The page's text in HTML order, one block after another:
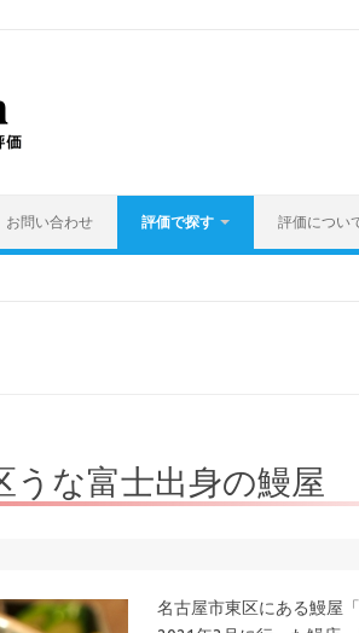
お問い合わせ 評価で探す 評価につい
うな富士出身の鰻屋
名古屋市東区にある鰻屋